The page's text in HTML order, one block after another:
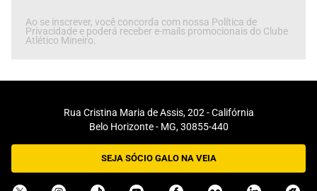
Ao se inscrever, você concorda com nossa Política de
Privacidade e poderá receber e-mails promocionais do Clube
Atlético Mineiro.
Rua Cristina Maria de Assis, 202 - Califórnia
Belo Horizonte - MG, 30855-440
SEJA SÓCIO GALO NA VEIA